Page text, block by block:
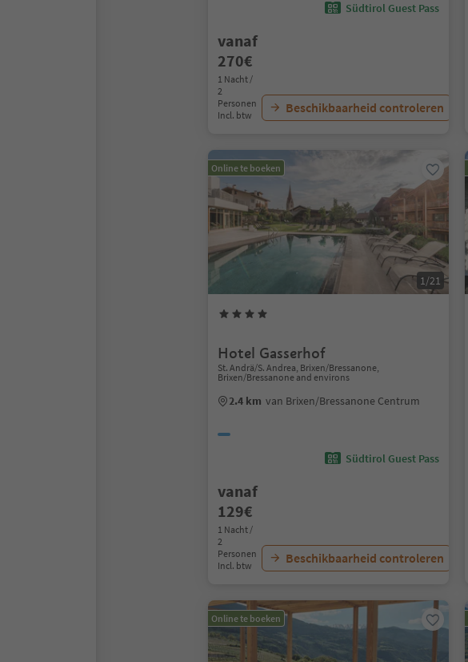
Südtirol Guest Pass
vanaf
270€
1 Nacht /
2
Personen
Incl. btw
Beschikbaarheid controleren
Online te boeken
1/21
Hotel Gasserhof
St. Andrä/S. Andrea, Brixen/Bressanone,
Brixen/Bressanone and environs
2.4 km van Brixen/Bressanone Centrum
Südtirol Guest Pass
vanaf
129€
1 Nacht /
2
Personen
Incl. btw
Beschikbaarheid controleren
Online te boeken